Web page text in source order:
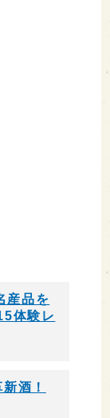
産品を
体験レ
酒！